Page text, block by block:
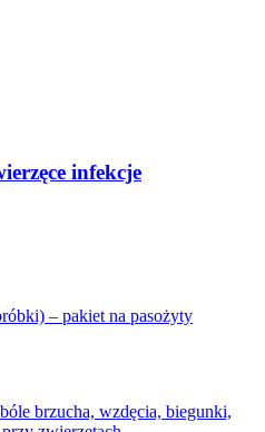
infekcje
– pakiet na pasożyty
brzucha, wzdęcia, biegunki,